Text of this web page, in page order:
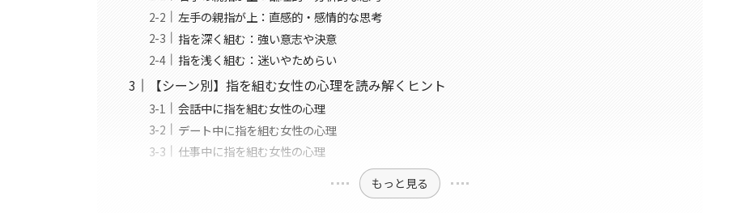
左手の親指が上：直感的・感情的な思考
指を深く組む：強い意志や決意
指を浅く組む：迷いやためらい
【シーン別】指を組む女性の心理を読み解くヒント
会話中に指を組む女性の心理
デート中に指を組む女性の心理
仕事中に指を組む女性の心理
もっと見る